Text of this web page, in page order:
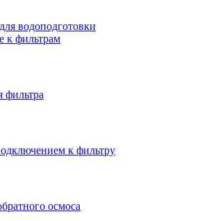
водоподготовки
к фильтрам
фильтра
к фильтру
осмоса